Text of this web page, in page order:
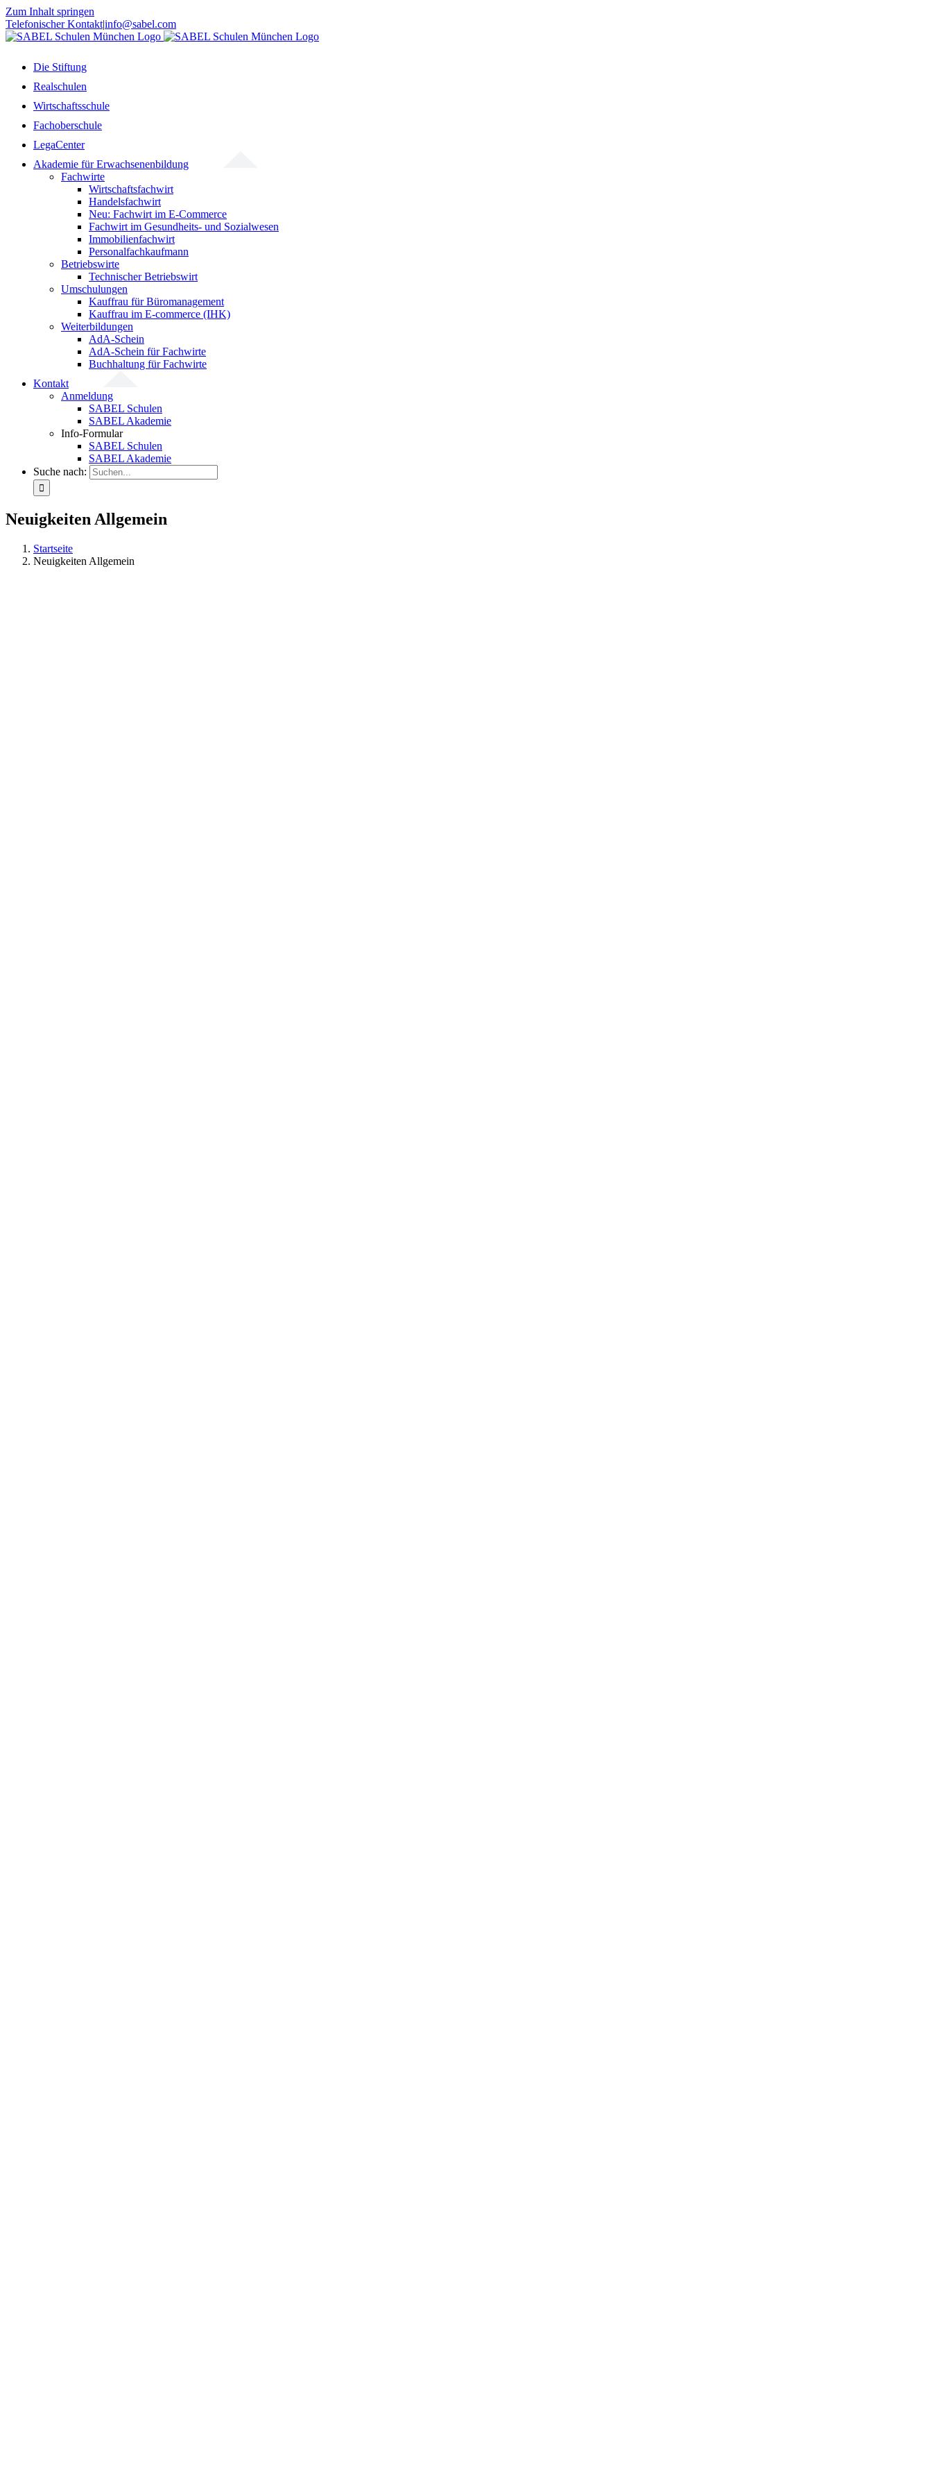
Zum Inhalt springen
Telefonischer Kontakt|info@sabel.com
Die Stiftung
Realschulen
Wirtschaftsschule
Fachoberschule
LegaCenter
Akademie für Erwachsenenbildung
Fachwirte
Wirtschaftsfachwirt
Handelsfachwirt
Neu: Fachwirt im E-Commerce
Fachwirt im Gesundheits- und Sozialwesen
Immobilienfachwirt
Personalfachkaufmann
Betriebswirte
Technischer Betriebswirt
Umschulungen
Kauffrau für Büromanagement
Kauffrau im E-commerce (IHK)
Weiterbildungen
AdA-Schein
AdA-Schein für Fachwirte
Buchhaltung für Fachwirte
Kontakt
Anmeldung
SABEL Schulen
SABEL Akademie
Info-Formular
SABEL Schulen
SABEL Akademie
Suche nach:
Neuigkeiten Allgemein
Startseite
Neuigkeiten Allgemein